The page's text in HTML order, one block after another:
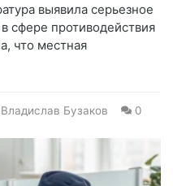
выявила серьезное
сфере противодействия
что местная
Владислав Бузаков 0